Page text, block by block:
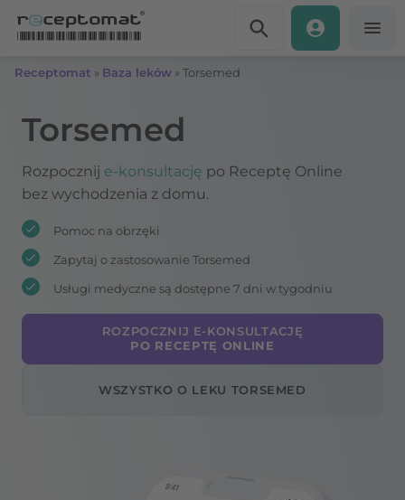
Receptomat » Baza leków » Torsemed
Torsemed
Rozpocznij e-konsultację po Receptę Online
bez wychodzenia z domu.
Pomoc na obrzęki
Zapytaj o zastosowanie Torsemed
Usługi medyczne są dostępne 7 dni w tygodniu
ROZPOCZNIJ E-KONSULTACJĘ
PO RECEPTĘ ONLINE
WSZYSTKO O LEKU TORSEMED